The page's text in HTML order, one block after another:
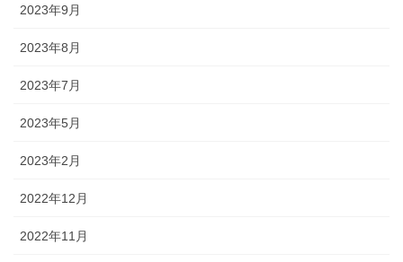
2023年9月
2023年8月
2023年7月
2023年5月
2023年2月
2022年12月
2022年11月